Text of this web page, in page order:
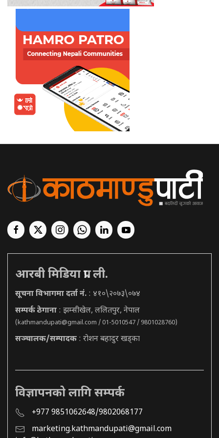
आरबी मिडिया प्रा. ली.
सूचना विभागमा दर्ता नं. : ४१०\२०७३\०७४
सम्पर्क ठेगाना : झम्सीखेल, ललितपुर, नेपाल
(kathmandupati@gmail.com / 01-5010547 / 9801028760)
सञ्चालक/सम्पादक : रोशन बहादुर खड्का
विज्ञापनको लागि सम्पर्क
+977 9851062648/9802068177
marketing.kathmandupati@gmail.com